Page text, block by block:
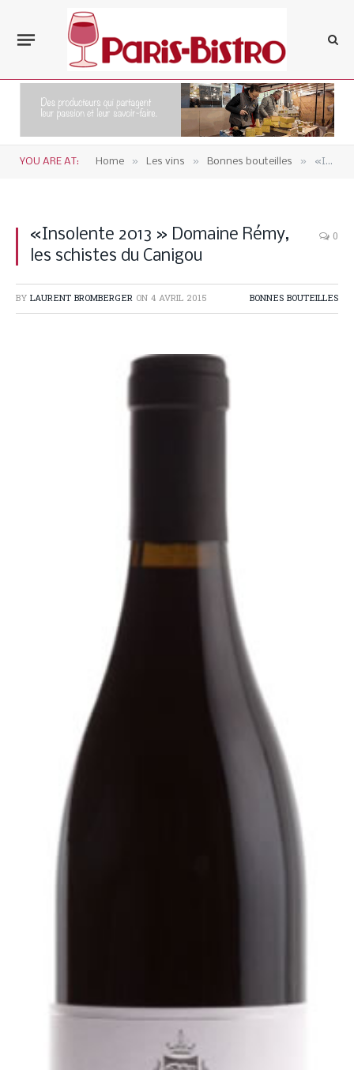
YOU ARE AT: Home » Les vins » Bonnes bouteilles » «Insolente 2013 » Domaine Rémy, les schistes du Canigou
«Insolente 2013 » Domaine Rémy,
les schistes du Canigou
0
BY LAURENT BROMBERGER ON 4 AVRIL 2015 BONNES BOUTEILLES